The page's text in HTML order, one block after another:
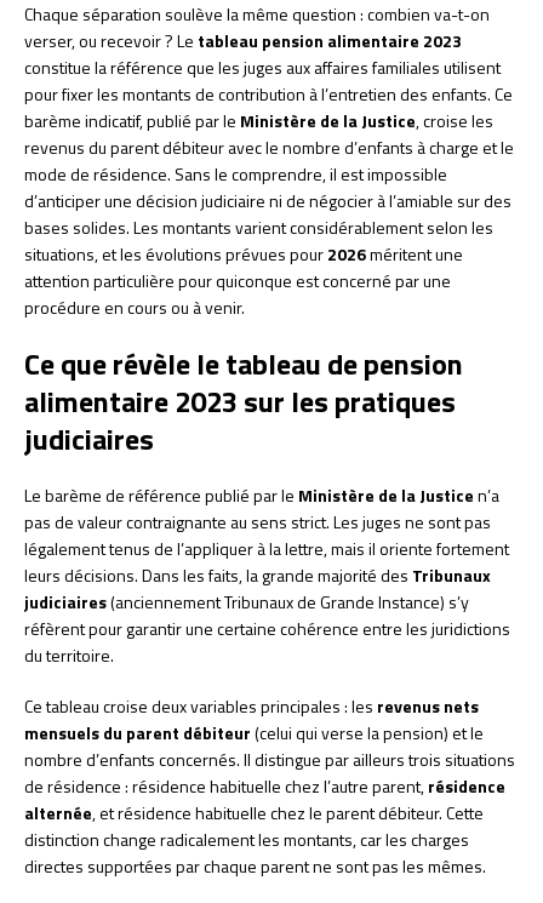
Chaque séparation soulève la même question : combien va-t-on
verser, ou recevoir ? Le tableau pension alimentaire 2023
constitue la référence que les juges aux affaires familiales utilisent
pour fixer les montants de contribution à l’entretien des enfants. Ce
barème indicatif, publié par le Ministère de la Justice, croise les
revenus du parent débiteur avec le nombre d’enfants à charge et le
mode de résidence. Sans le comprendre, il est impossible
d’anticiper une décision judiciaire ni de négocier à l’amiable sur des
bases solides. Les montants varient considérablement selon les
situations, et les évolutions prévues pour2026méritent une
attention particulière pour quiconque est concerné par une
procédure en cours ou à venir.
Ce que révèle le tableau de pension
alimentaire 2023 sur les pratiques
judiciaires
Le barème de référence publié par le Ministère de la Justicen’a
pas de valeur contraignante au sens strict. Les juges ne sont pas
légalement tenus de l’appliquer à la lettre, mais il oriente fortement
leurs décisions. Dans les faits, la grande majorité des Tribunaux
judiciaires(anciennement Tribunaux de Grande Instance) s’y
réfèrent pour garantir une certaine cohérence entre les juridictions
du territoire.
Ce tableau croise deux variables principales : les revenus nets
mensuels du parent débiteur(celui qui verse la pension) et le
nombre d’enfants concernés. Il distingue par ailleurs trois situations
de résidence : résidence habituelle chez l’autre parent,résidence
alternée, et résidence habituelle chez le parent débiteur. Cette
distinction change radicalement les montants, car les charges
directes supportées par chaque parent ne sont pas les mêmes.